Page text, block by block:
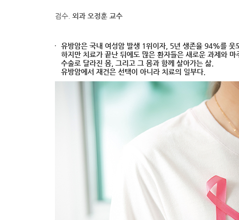
검수. 외과 오정훈 교수
유방암은 국내 여성암 발생 1위이자, 5년 생존율 94%를 웃
하지만 치료가 끝난 뒤에도 많은 환자들은 새로운 과제와 마
수술로 달라진 몸, 그리고 그 몸과 함께 살아가는 삶.
유방암에서 재건은 선택이 아니라 치료의 일부다.